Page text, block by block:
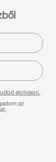
elolvasni.
az